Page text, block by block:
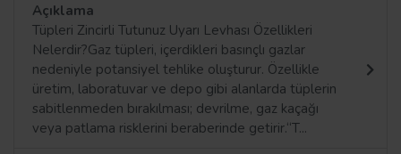
Açıklama
Tüpleri Zincirli Tutunuz Uyarı Levhası Özellikleri
Nelerdir?Gaz tüpleri, içerdikleri basınçlı gazlar
nedeniyle potansiyel tehlike oluşturur. Özellikle
üretim, laboratuvar ve depo gibi alanlarda tüplerin
sabitlenmeden bırakılması; devrilme, gaz kaçağı
veya patlama risklerini beraberinde getirir.“T...